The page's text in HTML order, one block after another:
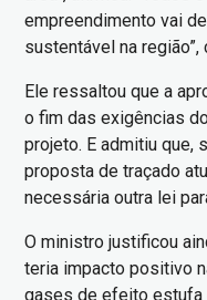
empreendimento vai
sustentável na região”,
Ele ressaltou que a
o fim das exigências
projeto. E admitiu que,
proposta de traçado
necessária outra lei
O ministro justificou
teria impacto positivo
gases de efeito estufa